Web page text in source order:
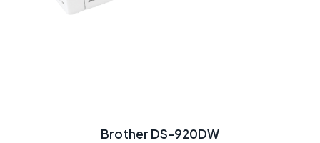
Brother DS-920DW